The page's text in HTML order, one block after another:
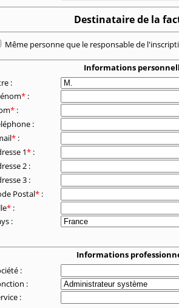
Destinataire de la
Même personne que le responsable de
Informations
:
* :
* :
:
* :
1* :
2 :
3 :
Postal* :
* :
:
Informations
:
:
: